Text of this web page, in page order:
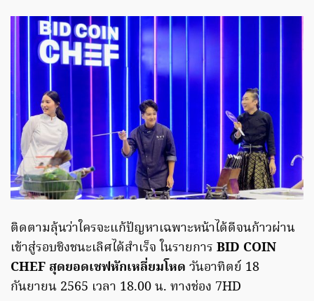
ติดตามลุ้นว่าใครจะแก้ปัญหาเฉพาะหน้าได้ดีจนก้าวผ่าน
เข้าสู่รอบชิงชนะเลิศได้สำเร็จ ในรายการ BID COIN
CHEF สุดยอดเชฟหักเหลี่ยมโหด วันอาทิตย์ 18
กันยายน 2565 เวลา 18.00 น. ทางช่อง 7HD